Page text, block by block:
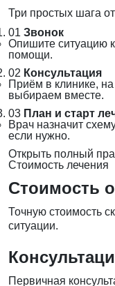
Три простых шага
01 Звонок
Опишите ситуацию
помощи.
02 Консультация
Приём в клинике,
выбираем вместе.
03 План и старт
Врач назначит
если нужно.
Открыть полный
Стоимость лечения
Стоимость
Точную стоимость
ситуации.
Первичная